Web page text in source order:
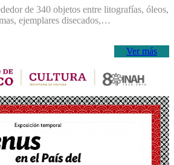
de 340 objetos entre litografías, óleos,
ejemplares disecados,…
Ver más